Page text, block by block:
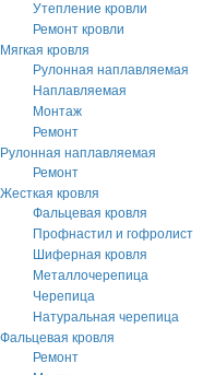
Утепление кровли
Ремонт кровли
Мягкая кровля
Рулонная наплавляемая
Наплавляемая
Монтаж
Ремонт
Рулонная наплавляемая
Ремонт
Жесткая кровля
Фальцевая кровля
Профнастил и гофролист
Шиферная кровля
Металлочерепица
Черепица
Натуральная черепица
Фальцевая кровля
Ремонт